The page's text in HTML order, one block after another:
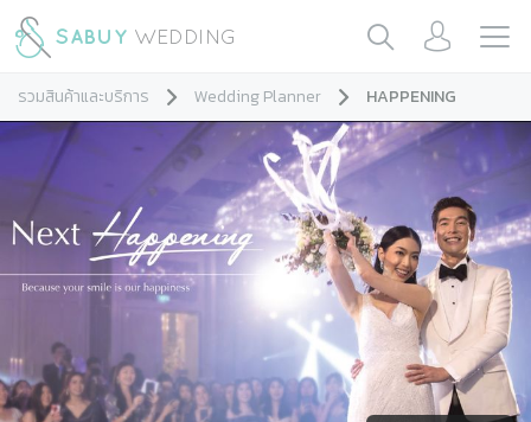
รวมสินค้าและบริการ Wedding Planner HAPPENING